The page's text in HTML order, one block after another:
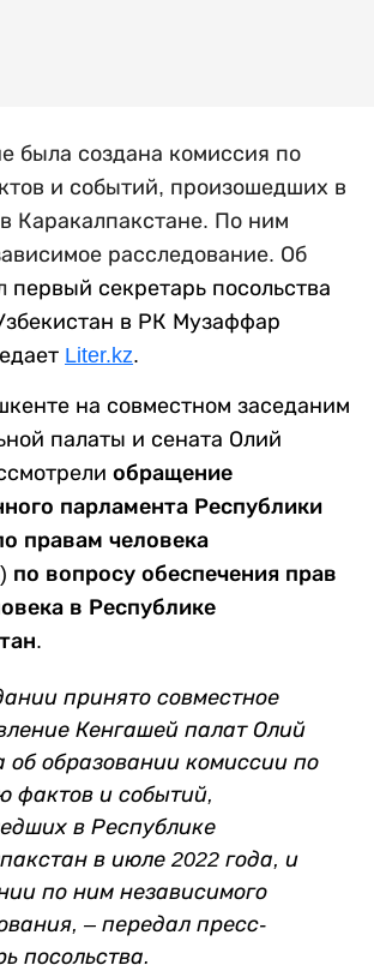
была создана комиссия по
и событий, произошедших в
Каракалпакстане. По ним
расследование. Об
первый секретарь посольства
в РК Музаффар
Liter.kz.
на совместном заседаним
палаты и сената Олий
обращение
парламента Республики
правам человека
по вопросу обеспечения прав
в Республике
.
принято совместное
Кенгашей палат Олий
образовании комиссии по
фактов и событий,
в Республике
в июле 2022 года, и
по ним независимого
– передал пресс-
посольства.